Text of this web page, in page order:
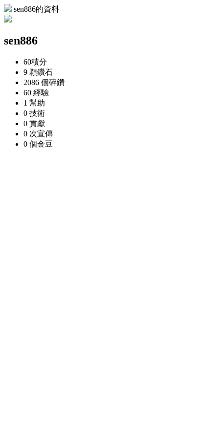
sen886的資料
sen886
60積分
9 顆鑽石
2086 個碎鑽
60 經驗
1 幫助
0 技術
0 貢獻
0 次宣傳
0 個金豆